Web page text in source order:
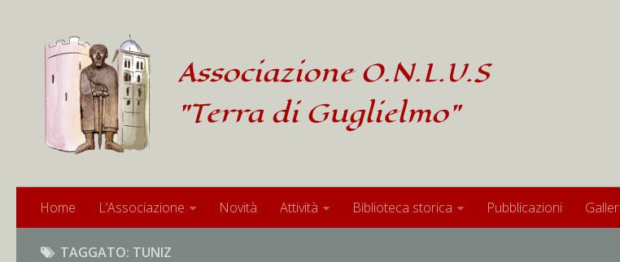
Associazione O.N.L.U.S
"Terra di Guglielmo"
Home L’Associazione Novità Attività Biblioteca storica Pubblicazioni
TAGGATO: TUNIZ